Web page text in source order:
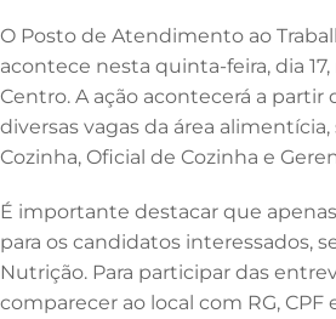
c
e
b
o
o
k
k
e
dI
n
it
te
r
ai
l
at
s
A
p
p
O Posto de Atendimento ao
acontece nesta quinta-feira, dia
Centro. A ação acontecerá a
diversas vagas da área
Cozinha, Oficial de Cozinha e
É importante destacar que
para os candidatos interessados,
Nutrição. Para participar das
comparecer ao local com RG,